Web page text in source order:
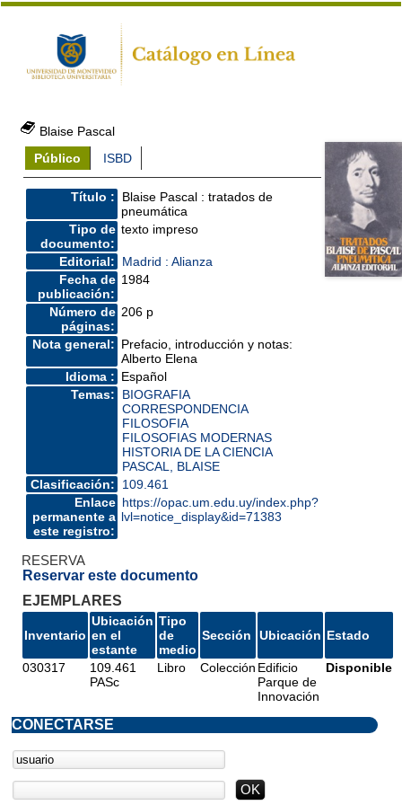
Blaise Pascal
Público
ISBD
Título :
Blaise Pascal : tratados de
pneumática
Tipo de
documento:
texto impreso
Editorial:
Madrid : Alianza
Fecha de
publicación:
1984
Número de
páginas:
206 p
Nota general: Prefacio, introducción y notas:
Alberto Elena
Idioma : Español
Temas:
BIOGRAFIA
CORRESPONDENCIA
FILOSOFIA
FILOSOFIAS MODERNAS
HISTORIA DE LA CIENCIA
PASCAL, BLAISE
Clasificación:
109.461
Enlace
permanente a
este registro:
https://opac.um.edu.uy/index.php?
lvl=notice_display&id=71383
RESERVA
Reservar este documento
EJEMPLARES
Inventario
Ubicación
en el
estante
Tipo
de
medio
Sección Ubicación Estado
030317
109.461
PASc
Libro Colección Edificio
Parque de
Innovación
Disponible
CONECTARSE